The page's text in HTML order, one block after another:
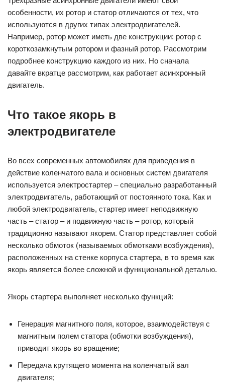
особенности, их ротор и статор отличаются от тех, что
используются в других типах электродвигателей.
Например, ротор может иметь две конструкции: ротор с
короткозамкнутым ротором и фазный ротор. Рассмотрим
подробнее конструкцию каждого из них. Но сначала
давайте вкратце рассмотрим, как работает асинхронный
двигатель.
Что такое якорь в
электродвигателе
Во всех современных автомобилях для приведения в
действие коленчатого вала и основных систем двигателя
используется электростартер – специально разработанный
электродвигатель, работающий от постоянного тока. Как и
любой электродвигатель, стартер имеет неподвижную
часть – статор – и подвижную часть – ротор, который
традиционно называют якорем. Статор представляет собой
несколько обмоток (называемых обмотками возбуждения),
расположенных на стенке корпуса стартера, в то время как
якорь является более сложной и функциональной деталью.
Якорь стартера выполняет несколько функций:
Генерация магнитного поля, которое, взаимодействуя с
магнитным полем статора (обмотки возбуждения),
приводит якорь во вращение;
Передача крутящего момента на коленчатый вал
двигателя;